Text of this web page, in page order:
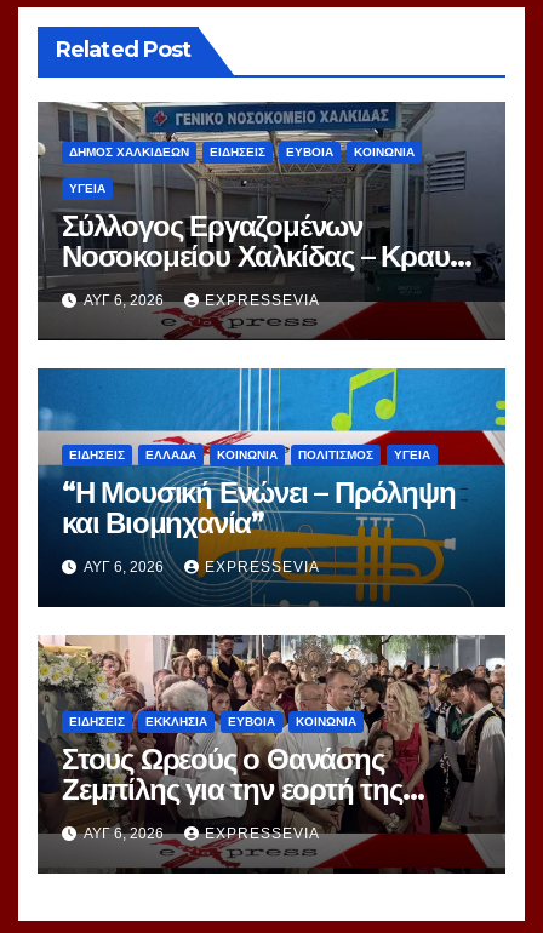
Related Post
ΔΗΜΟΣ ΧΑΛΚΙΔΕΩΝ ΕΙΔΗΣΕΙΣ ΕΥΒΟΙΑ ΚΟΙΝΩΝΙΑ
ΥΓΕΙΑ
Σύλλογος Εργαζομένων
Νοσοκομείου Χαλκίδας – Κραυγή
Αγωνίας
ΑΥΓ 6, 2026 EXPRESSEVIA
ΕΙΔΗΣΕΙΣ ΕΛΛΑΔΑ ΚΟΙΝΩΝΙΑ ΠΟΛΙΤΙΣΜΟΣ ΥΓΕΙΑ
“Η Μουσική Ενώνει – Πρόληψη
και Βιομηχανία”
ΑΥΓ 6, 2026 EXPRESSEVIA
ΕΙΔΗΣΕΙΣ ΕΚΚΛΗΣΙΑ ΕΥΒΟΙΑ ΚΟΙΝΩΝΙΑ
Στους Ωρεούς ο Θανάσης
Ζεμπίλης για την εορτή της
Μεταμορφώσεως Σωτήρος
ΑΥΓ 6, 2026 EXPRESSEVIA